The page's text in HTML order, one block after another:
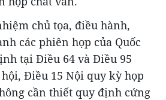
chủ tọa, điều hành,
các phiên họp của Quốc
tại Điều 64 và Điều 95
Điều 15 Nội quy kỳ họp
cần thiết quy định cứng